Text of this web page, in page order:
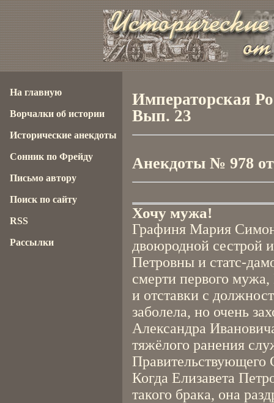
Императорская
Вып. 23
Анекдоты № 978 от
Хочу мужа!
Графиня Мария
двоюродной сестрой
Петровны и статс-
смерти первого
и отставки с
заболела, но очень
Александра
тяжёлого ранения
Правительствующего
Когда Елизавета
такого брака, она
На главную
Ворчалки об истории
Исторические анекдоты
Сонник по Фрейду
Письмо автору
Поиск по сайту
RSS
Рассылки